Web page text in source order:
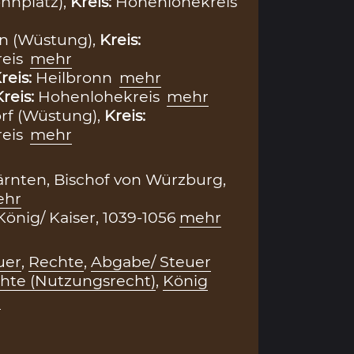
(Wüstung), Kreis:
mehr
Heilbronn mehr
Hohenlohekreis mehr
(Wüstung), Kreis:
mehr
Bischof von Würzburg,
Kaiser, 1039-1056 mehr
, Rechte, Abgabe/ Steuer
(Nutzungsrecht), König